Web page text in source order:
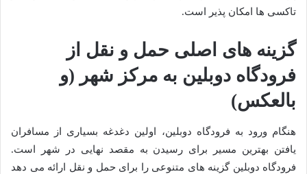
تاکسی ها امکان پذیر است.
گزینه های اصلی حمل و نقل از
فرودگاه دوبلین به مرکز شهر (و
بالعکس)
هنگام ورود به فرودگاه دوبلین، اولین دغدغه بسیاری از مسافران
یافتن بهترین مسیر برای رسیدن به مقصد نهایی در شهر است.
فرودگاه دوبلین گزینه های متنوعی را برای حمل و نقل ارائه می دهد